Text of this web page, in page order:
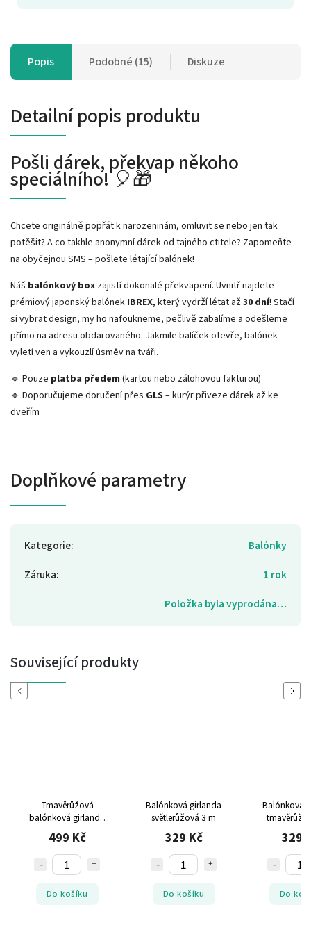
Popis Podobné (15) Diskuze
Detailní popis produktu
Pošli dárek, překvap někoho
speciálního! 🎈🎁
Chcete originálně popřát k narozeninám, omluvit se nebo jen tak
potěšit? A co takhle anonymní dárek od tajného ctitele? Zapomeňte
na obyčejnou SMS – pošlete létající balónek!
Náš balónkový box zajistí dokonalé překvapení. Uvnitř najdete
prémiový japonský balónek IBREX, který vydrží létat až30 dní! Stačí
si vybrat design, my ho nafoukneme, pečlivě zabalíme a odešleme
přímo na adresu obdarovaného. Jakmile balíček otevře, balónek
vyletí ven a vykouzlí úsměv na tváři.
🔹 Pouze platba předem (kartou nebo zálohovou fakturou)
🔹 Doporučujeme doručení přes GLS – kurýr přiveze dárek až ke
dveřím
Doplňkové parametry
Kategorie:
Balónky
Záruka:
1 rok
Položka byla vyprodána…
Související produkty
Previous
Tmavěrůžová
balónková girlanda
rustikální
499 Kč
Do košíku
Balónková girlanda
světlerůžová 3 m
329 Kč
Do košíku
Balónková
329
Do
Next